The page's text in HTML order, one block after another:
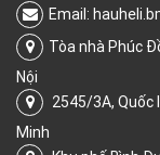
Email:
Tòa nhà Phúc
Nội
2545/3A, Quốc
Minh